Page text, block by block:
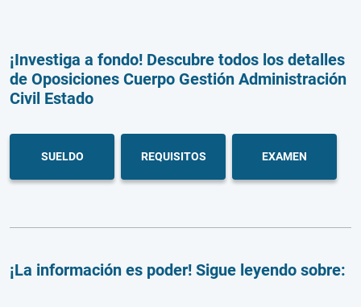
¡Investiga a fondo! Descubre todos los detalles
de Oposiciones Cuerpo Gestión Administración
Civil Estado
SUELDO REQUISITOS EXAMEN
¡La información es poder! Sigue leyendo sobre: